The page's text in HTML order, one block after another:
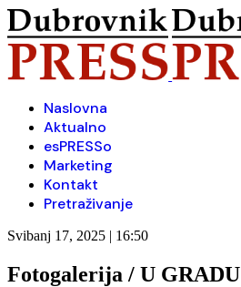
Naslovna
Aktualno
esPRESSo
Marketing
Kontakt
Pretraživanje
Svibanj 17, 2025 | 16:50
Fotogalerija / U GRADU